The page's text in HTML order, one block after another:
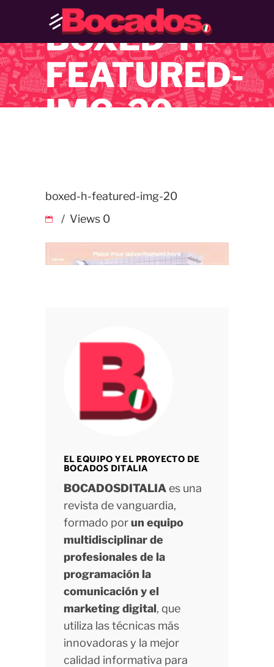
BOXED-H-
FEATURED-
IMG-20
boxed-h-featured-img-20
Views 0
EL EQUIPO Y EL PROYECTO DE
BOCADOS DITALIA
BOCADOSDITALIAes una
revista de vanguardia,
formado porun equipo
multidisciplinar de
profesionales de la
programación la
comunicación y el
marketing digital, que
utiliza las técnicas más
innovadoras y la mejor
calidad informativa para